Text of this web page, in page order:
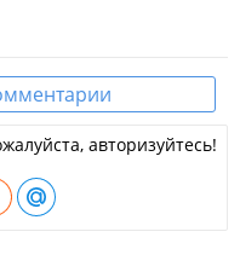
авторизуйтесь!